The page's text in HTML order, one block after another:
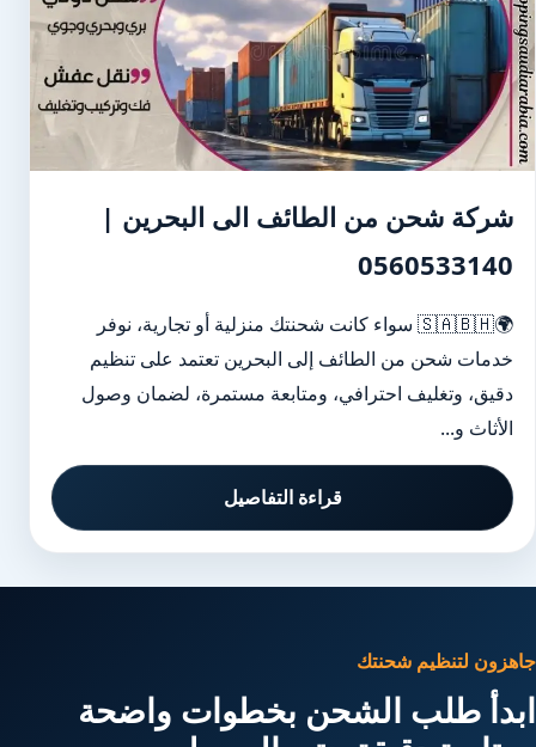
شركة شحن من الطائف الى البحرين |
0560533140
🌍🇸🇦🇧🇭 سواء كانت شحنتك منزلية أو تجارية، نوفر
خدمات شحن من الطائف إلى البحرين تعتمد على تنظيم
دقيق، وتغليف احترافي، ومتابعة مستمرة، لضمان وصول
الأثاث و...
قراءة التفاصيل
جاهزون لتنظيم شحنتك
ابدأ طلب الشحن بخطوات واضحة